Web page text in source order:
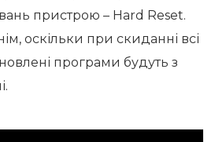
пристрою – Hard Reset.
оскільки при скиданні всі
програми будуть з